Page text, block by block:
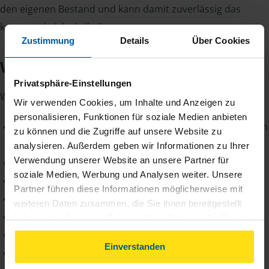
Zustimmung Details Über Cookies
Privatsphäre-Einstellungen
Wir verwenden Cookies, um Inhalte und Anzeigen zu
personalisieren, Funktionen für soziale Medien anbieten
zu können und die Zugriffe auf unsere Website zu
analysieren. Außerdem geben wir Informationen zu Ihrer
Verwendung unserer Website an unsere Partner für
soziale Medien, Werbung und Analysen weiter. Unsere
Partner führen diese Informationen möglicherweise mit
weiteren Daten zusammen, die Sie ihnen bereitgestellt
haben oder die sie im Rahmen Ihrer Nutzung der Dienste
gesammelt haben. Indem Sie auf Einverstanden klicken,
können Sie der Verwendung von Cookies, gemäß
unserer➔ Datenschutzrichtliniezustimmen.
Einverstanden
den eigenen Bestand und kann damit zuverlässig das
kommende Jahr kalkulieren.
Wir suchen Sie
Wir sind bundesweit auf der Suche nach
Steuerfachangestellten (m/w/d) bzw. Steuerfachgehilfen
(m/w/d)
Steuerfachwirten (m/w/d)
Geprüften Bilanzbuchhaltern (IHK) (m/w/d)
Buchführungshelfern (m/w/d)
Finanzwirten (m/w/d)
Finanzbeamten (m/w/d)
Kaufmännischen Angestellten (m/w/d)